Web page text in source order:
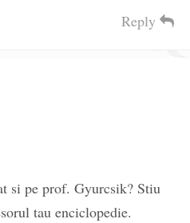
Reply
si pe prof. Gyurcsik? Stiu
tau enciclopedie.